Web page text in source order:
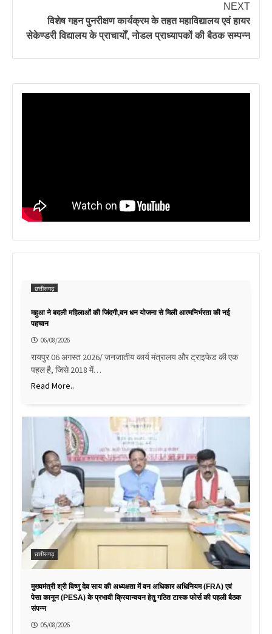
NEXT
विशेष गहन पुनरीक्षण कार्यक्रम के तहत महाविद्यालय एवं हायर
सेकेण्डरी विद्यालय के प्राचार्यों, नोडल प्राध्यापकों की बैठक सम्पन्न
छत्तीसगढ़
महुआ ने बदली महिलाओं की जिंदगी,वन धन योजना से मिली आत्मनिर्भरता की नई
पहचान
06/08/2026
रायपुर 06 अगस्त 2026/ जनजातीय कार्य मंत्रालय और ट्राइफेड की एक
पहल है, जिसे 2018 में…
Read More..
छत्तीसगढ़
मुख्यमंत्री श्री विष्णु देव साय की अध्यक्षता में वन अधिकार अधिनियम (FRA) एवं
पेसा कानून (PESA) के प्रभावी क्रियान्वयन हेतु गठित टास्क फोर्स की पहली बैठक
संपन्न
05/08/2026